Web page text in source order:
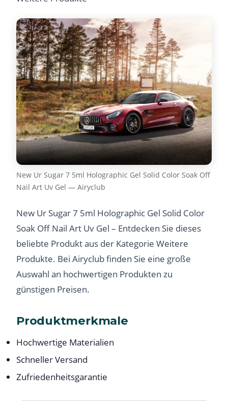
New Ur Sugar 7 5ml Holographic Gel Solid Color Soak Off
Nail Art Uv Gel — Airyclub
New Ur Sugar 7 5ml Holographic Gel Solid Color
Soak Off Nail Art Uv Gel – Entdecken Sie dieses
beliebte Produkt aus der Kategorie Weitere
Produkte. Bei Airyclub finden Sie eine große
Auswahl an hochwertigen Produkten zu
günstigen Preisen.
Produktmerkmale
Hochwertige Materialien
Schneller Versand
Zufriedenheitsgarantie